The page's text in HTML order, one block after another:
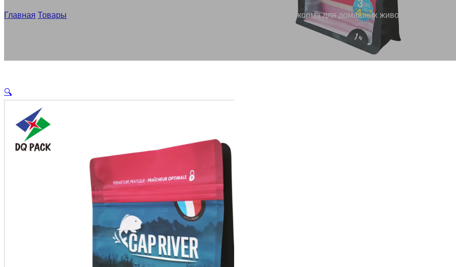
Главная Товары Пользовательские корма рыбы дизайн упаковки, 1 кг мешок корма для домашних животных
🔍